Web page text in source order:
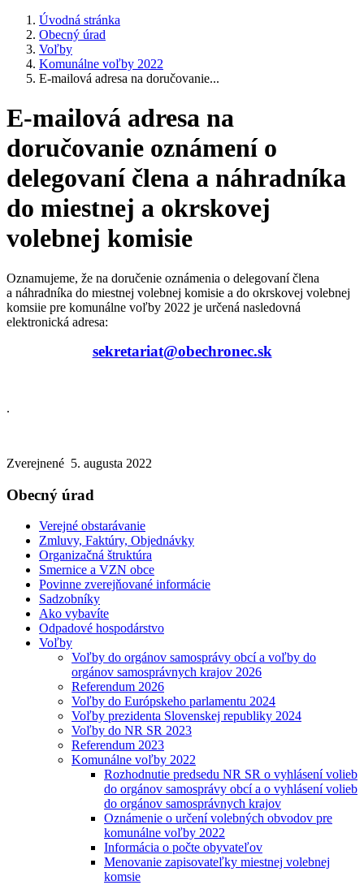
Úvodná stránka
Obecný úrad
Voľby
Komunálne voľby 2022
E-mailová adresa na doručovanie...
E-mailová adresa na
doručovanie oznámení o
delegovaní člena a náhradníka
do miestnej a okrskovej
volebnej komisie
Oznamujeme, že na doručenie oznámenia o delegovaní člena
a náhradníka do miestnej volebnej komisie a do okrskovej volebnej
komsiie pre komunálne voľby 2022 je určená nasledovná
elektronická adresa:
sekretariat@obechronec.sk
.
Zverejnené 5. augusta 2022
Obecný úrad
Verejné obstarávanie
Zmluvy, Faktúry, Objednávky
Organizačná štruktúra
Smernice a VZN obce
Povinne zverejňované informácie
Sadzobníky
Ako vybavíte
Odpadové hospodárstvo
Voľby
Voľby do orgánov samosprávy obcí a voľby do
orgánov samosprávnych krajov 2026
Referendum 2026
Voľby do Európskeho parlamentu 2024
Voľby prezidenta Slovenskej republiky 2024
Voľby do NR SR 2023
Referendum 2023
Komunálne voľby 2022
Rozhodnutie predsedu NR SR o vyhlásení volieb
do orgánov samosprávy obcí a o vyhlásení volieb
do orgánov samosprávnych krajov
Oznámenie o určení volebných obvodov pre
komunálne voľby 2022
Informácia o počte obyvateľov
Menovanie zapisovateľky miestnej volebnej
komsie